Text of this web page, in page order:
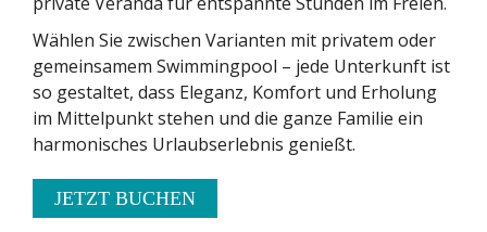
Wählen Sie zwischen Varianten mit privatem oder
gemeinsamem Swimmingpool – jede Unterkunft ist
so gestaltet, dass Eleganz, Komfort und Erholung
im Mittelpunkt stehen und die ganze Familie ein
harmonisches Urlaubserlebnis genießt.
JETZT BUCHEN